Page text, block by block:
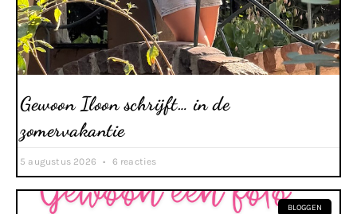
Gewoon Iloon schrijft… in de
zomervakantie
5 augustus 2026 6 reacties
BLOGGEN